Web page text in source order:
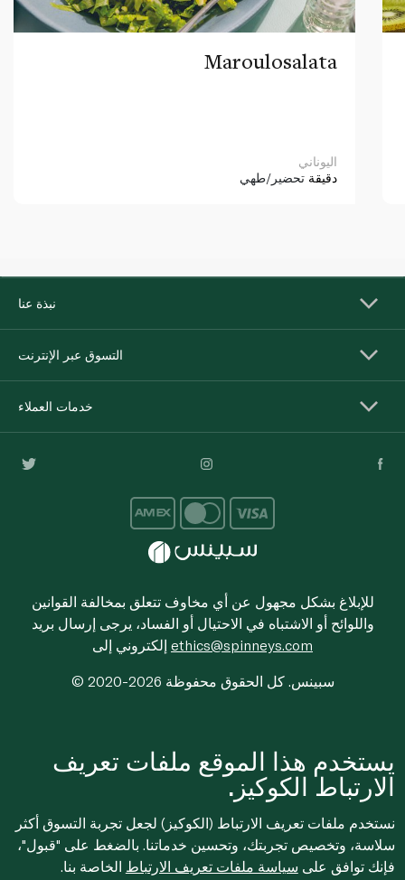
Maroulosalata
اليوناني
دقيقة تحضير/طهي
نبذة عنا
التسوق عبر الإنترنت
خدمات العملاء
للإبلاغ بشكل مجهول عن أي مخاوف تتعلق بمخالفة القوانين
واللوائح أو الاشتباه في الاحتيال أو الفساد، يرجى إرسال بريد
ethics@spinneys.com
© 2020-2026 سبينس. كل الحقوق محفوظة
يستخدم هذا الموقع ملفات تعريف
الارتباط الكوكيز.
نستخدم ملفات تعريف الارتباط (الكوكيز) لجعل تجربة التسوق أكثر
سلاسة، وتخصيص تجربتك، وتحسين خدماتنا. بالضغط على "قبول"،
فإنك توافق على سياسة ملفات تعريف الارتباط الخاصة بنا.